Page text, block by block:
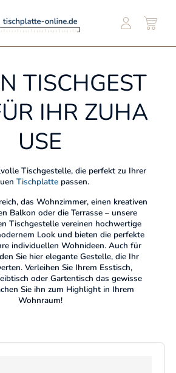
TISCHGEST
IHR ZUHA
USE
Tischgestelle, die perfekt zu Ihrer
Tischplatte passen.
das Wohnzimmer, einen kreativen
Balkon oder die Terrasse – unsere
Tischgestelle vereinen hochwertige
Look und bieten die perfekte
individuellen Wohnideen. Auch für
Sie hier elegante Gestelle, die Ihr
Verleihen Sie Ihrem Esstisch,
oder Gartentisch das gewisse
Sie ihn zum Highlight in Ihrem
Wohnraum!